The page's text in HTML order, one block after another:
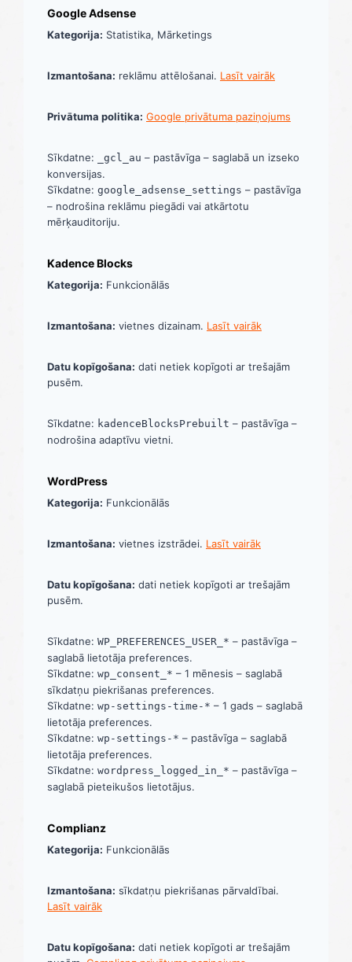
Google Adsense
Kategorija: Statistika, Mārketings
Izmantošana: reklāmu attēlošanai. Lasīt vairāk
Privātuma politika: Google privātuma paziņojums
Sīkdatne: _gcl_au – pastāvīga – saglabā un izseko
konversijas.
Sīkdatne: google_adsense_settings – pastāvīga
– nodrošina reklāmu piegādi vai atkārtotu
mērķauditoriju.
Kadence Blocks
Kategorija: Funkcionālās
Izmantošana: vietnes dizainam. Lasīt vairāk
Datu kopīgošana: dati netiek kopīgoti ar trešajām
pusēm.
Sīkdatne: kadenceBlocksPrebuilt – pastāvīga –
nodrošina adaptīvu vietni.
WordPress
Kategorija: Funkcionālās
Izmantošana: vietnes izstrādei. Lasīt vairāk
Datu kopīgošana: dati netiek kopīgoti ar trešajām
pusēm.
Sīkdatne: WP_PREFERENCES_USER_* – pastāvīga –
saglabā lietotāja preferences.
Sīkdatne: wp_consent_* – 1 mēnesis – saglabā
sīkdatņu piekrišanas preferences.
Sīkdatne: wp-settings-time-* – 1 gads – saglabā
lietotāja preferences.
Sīkdatne: wp-settings-* – pastāvīga – saglabā
lietotāja preferences.
Sīkdatne: wordpress_logged_in_* – pastāvīga –
saglabā pieteikušos lietotājus.
Complianz
Kategorija: Funkcionālās
Izmantošana: sīkdatņu piekrišanas pārvaldībai.
Lasīt vairāk
Datu kopīgošana: dati netiek kopīgoti ar trešajām